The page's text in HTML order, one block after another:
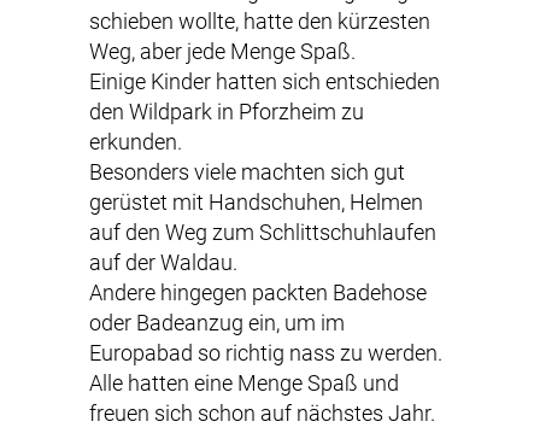
schieben wollte, hatte den kürzesten
Weg, aber jede Menge Spaß.
Einige Kinder hatten sich entschieden
den Wildpark in Pforzheim zu
erkunden.
Besonders viele machten sich gut
gerüstet mit Handschuhen, Helmen
auf den Weg zum Schlittschuhlaufen
auf der Waldau.
Andere hingegen packten Badehose
oder Badeanzug ein, um im
Europabad so richtig nass zu werden.
Alle hatten eine Menge Spaß und
freuen sich schon auf nächstes Jahr.